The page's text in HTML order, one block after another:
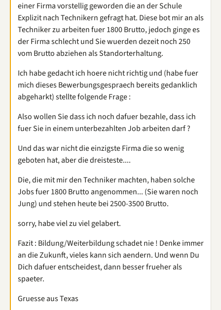
einer Firma vorstellig geworden die an der Schule
Explizit nach Technikern gefragt hat. Diese bot mir an als
Techniker zu arbeiten fuer 1800 Brutto, jedoch ginge es
der Firma schlecht und Sie wuerden dezeit noch 250
vom Brutto abziehen als Standorterhaltung.
Ich habe gedacht ich hoere nicht richtig und (habe fuer
mich dieses Bewerbungsgespraech bereits gedanklich
abgeharkt) stellte folgende Frage :
Also wollen Sie dass ich noch dafuer bezahle, dass ich
fuer Sie in einem unterbezahlten Job arbeiten darf ?
Und das war nicht die einzigste Firma die so wenig
geboten hat, aber die dreisteste....
Die, die mit mir den Techniker machten, haben solche
Jobs fuer 1800 Brutto angenommen... (Sie waren noch
Jung) und stehen heute bei 2500-3500 Brutto.
sorry, habe viel zu viel gelabert.
Fazit : Bildung/Weiterbildung schadet nie ! Denke immer
an die Zukunft, vieles kann sich aendern. Und wenn Du
Dich dafuer entscheidest, dann besser frueher als
spaeter.
Gruesse aus Texas